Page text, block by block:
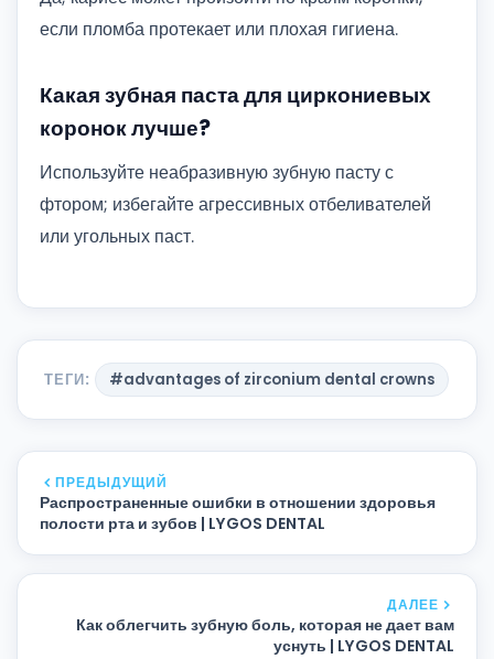
если пломба протекает или плохая гигиена.
Какая зубная паста для циркониевых
коронок лучше?
Используйте неабразивную зубную пасту с
фтором; избегайте агрессивных отбеливателей
или угольных паст.
ТЕГИ: #advantages of zirconium dental crowns
ПРЕДЫДУЩИЙ
Распространенные ошибки в отношении здоровья
полости рта и зубов | LYGOS DENTAL
ДАЛЕЕ
Как облегчить зубную боль, которая не дает вам
уснуть | LYGOS DENTAL